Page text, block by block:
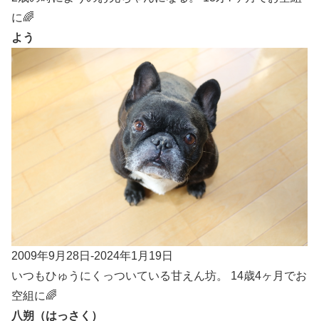
に🌈
よう
2009年9月28日-2024年1月19日
いつもひゅうにくっついている甘えん坊。 14歳4ヶ月でお
空組に🌈
八朔（はっさく）